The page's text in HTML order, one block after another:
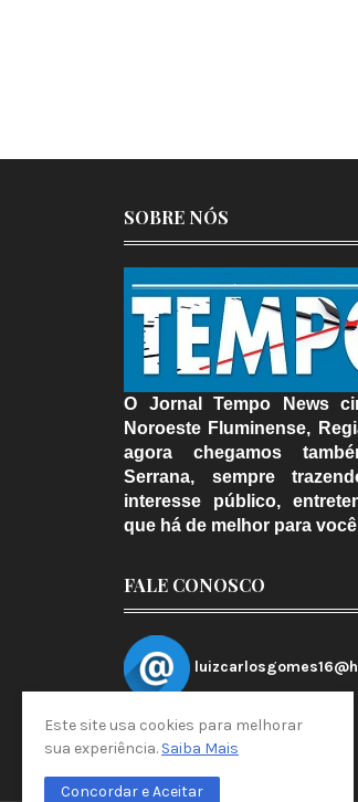
SOBRE NÓS
O Jornal Tempo News
Noroeste Fluminense,
agora chegamos
Serrana, sempre
interesse público,
que há de melhor para
FALE CONOSCO
Este site usa cookies para melhorar
sua experiência. Saiba Mais
Concordar e Aceitar